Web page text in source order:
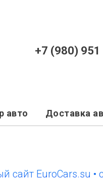
+7 (980) 951
авто Доставка
EuroCars.su •